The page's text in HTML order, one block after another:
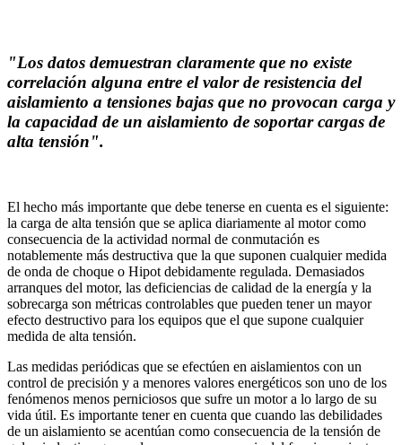
"Los datos demuestran claramente que no existe
correlación alguna entre el valor de resistencia del
aislamiento a tensiones bajas que no provocan carga y
la capacidad de un aislamiento de soportar cargas de
alta tensión".
El hecho más importante que debe tenerse en cuenta es el siguiente:
la carga de alta tensión que se aplica diariamente al motor como
consecuencia de la actividad normal de conmutación es
notablemente más destructiva que la que suponen cualquier medida
de onda de choque o Hipot debidamente regulada. Demasiados
arranques del motor, las deficiencias de calidad de la energía y la
sobrecarga son métricas controlables que pueden tener un mayor
efecto destructivo para los equipos que el que supone cualquier
medida de alta tensión.
Las medidas periódicas que se efectúen en aislamientos con un
control de precisión y a menores valores energéticos son uno de los
fenómenos menos perniciosos que sufre un motor a lo largo de su
vida útil. Es importante tener en cuenta que cuando las debilidades
de un aislamiento se acentúan como consecuencia de la tensión de